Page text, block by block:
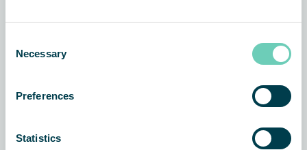
Selection
Necessary
Preferences
Statistics
ASIAKASTARINA